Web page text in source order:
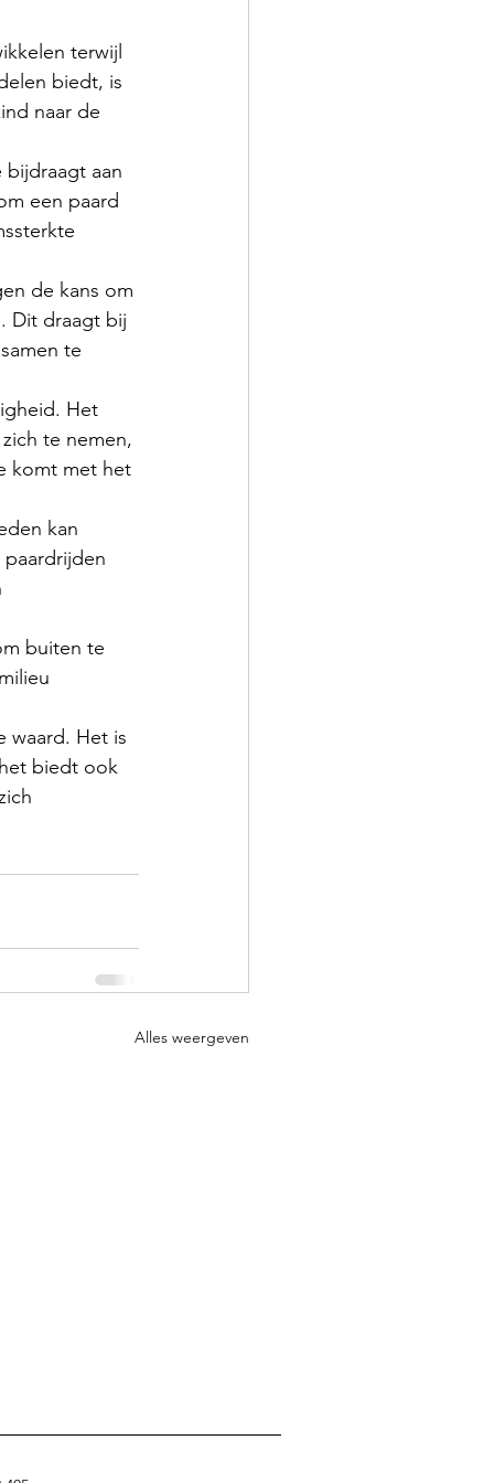
terwijl
biedt, is
naar de
aan
een paard
de kans om
Dit draagt bij
te
Het
te nemen,
komt met het
kan
buiten te
waard. Het is
biedt ook
Alles weergeven